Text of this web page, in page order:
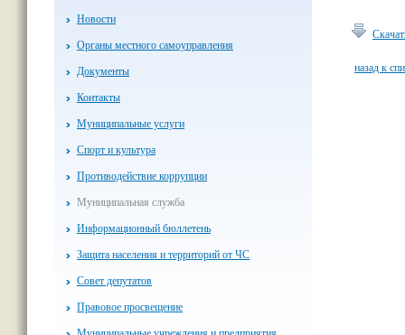
Новости
Органы местного самоуправления
Документы
Контакты
Муниципальные услуги
Спорт и культура
Противодействие коррупции
Муниципальная служба
Информационный бюллетень
Защита населения и территорий от ЧС
Совет депутатов
Правовое просвещение
назад к